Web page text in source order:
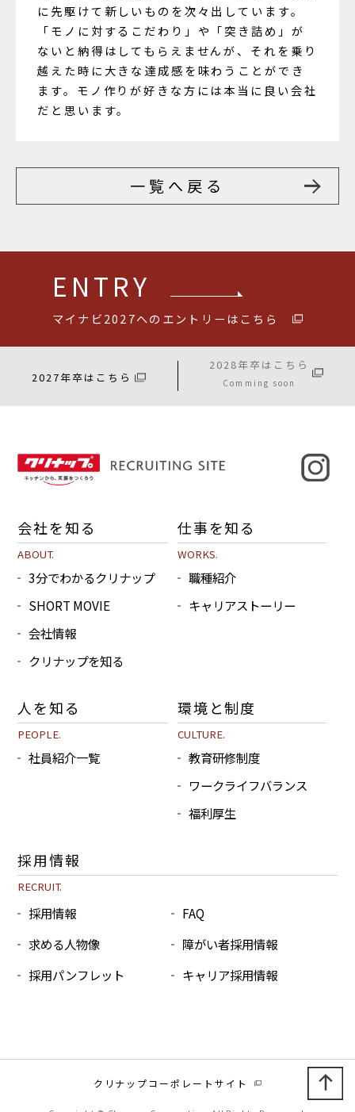
に先駆けて新しいものを次々出しています。
「モノに対するこだわり」や「突き詰め」が
ないと納得はしてもらえませんが、それを乗り
越えた時に大きな達成感を味わうことができ
ます。モノ作りが好きな方には本当に良い会社
だと思います。
一覧へ戻る
ENTRY
マイナビ2027へのエントリーはこちら
2027年卒はこちら
2028年卒はこちら
Comming soon
会社を知る
ABOUT.
3分でわかるクリナップ
SHORT MOVIE
会社情報
クリナップを知る
仕事を知る
WORKS.
職種紹介
キャリアストーリー
人を知る
PEOPLE.
社員紹介一覧
環境と制度
CULTURE.
教育研修制度
ワークライフバランス
福利厚生
採用情報
RECRUIT.
採用情報
FAQ
求める人物像
障がい者採用情報
採用パンフレット
キャリア採用情報
クリナップコーポレートサイト